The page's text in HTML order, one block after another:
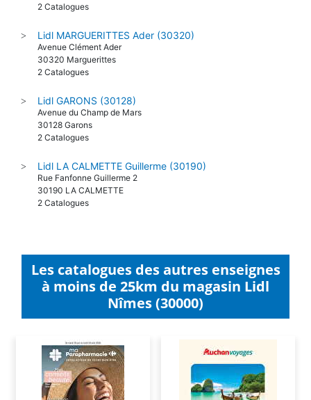
2 Catalogues
> Lidl MARGUERITTES Ader (30320)
Avenue Clément Ader
30320 Marguerittes
2 Catalogues
> Lidl GARONS (30128)
Avenue du Champ de Mars
30128 Garons
2 Catalogues
> Lidl LA CALMETTE Guillerme (30190)
Rue Fanfonne Guillerme 2
30190 LA CALMETTE
2 Catalogues
Les catalogues des autres enseignes
à moins de 25km du magasin Lidl
Nîmes (30000)